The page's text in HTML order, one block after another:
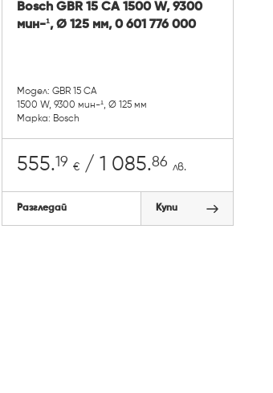
Bosch GBR 15 CA 1500 W, 9300
мин-¹, Ø 125 мм, 0 601 776 000
Модел: GBR 15 CA
1500 W, 9300 мин-¹, Ø 125 мм
Марка: Bosch
555.19 € / 1 085.86 лв.
Разгледай Купи